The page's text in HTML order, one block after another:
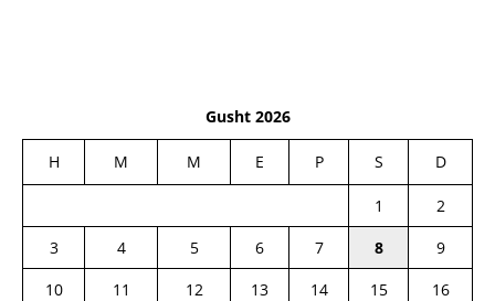
Gusht 2026
H M M E P S D
1
2
3
4 5 6 7 8
9
10
11 12 13 14 15
16